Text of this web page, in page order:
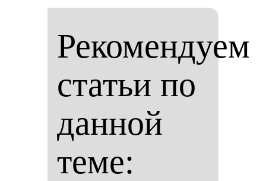
Рекомендуем
статьи по
данной
теме: